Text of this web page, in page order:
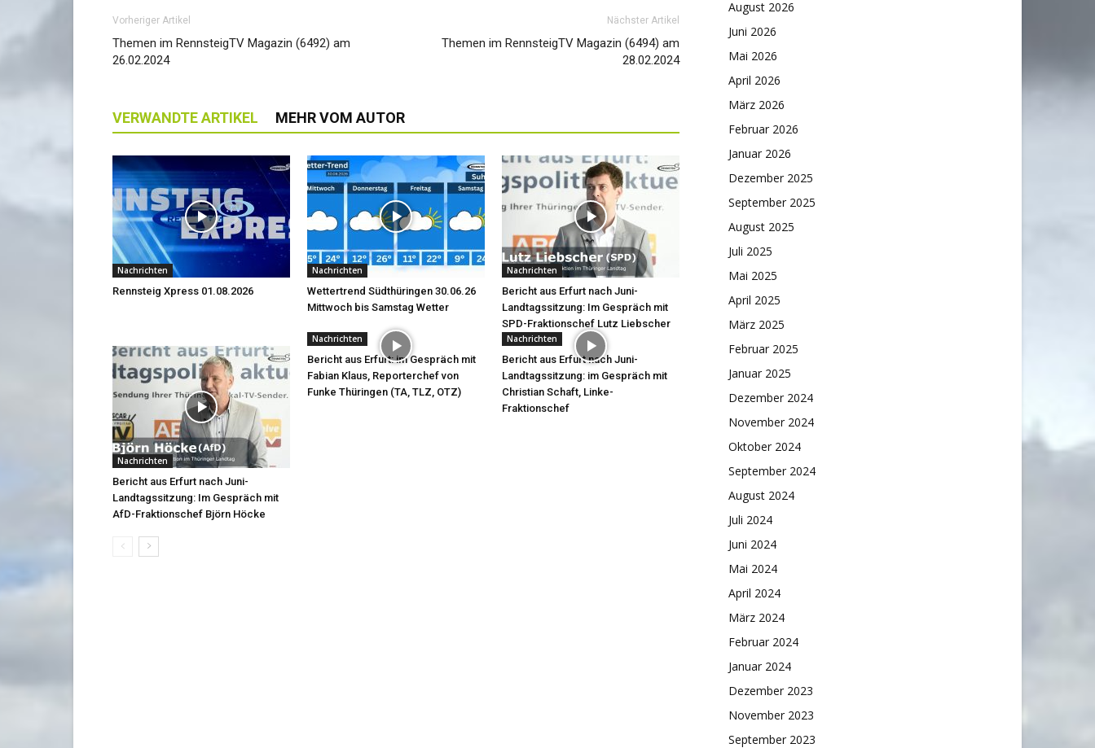
Vorheriger Artikel
Themen im RennsteigTV Magazin (6492) am
26.02.2024
Nächster Artikel
Themen im RennsteigTV Magazin (6494) am
28.02.2024
VERWANDTE ARTIKEL MEHR VOM AUTOR
Nachrichten
Rennsteig Xpress 01.08.2026
Nachrichten
Wettertrend Südthüringen 30.06.26
Mittwoch bis Samstag Wetter
Nachrichten
Bericht aus Erfurt nach Juni-
Landtagssitzung: Im Gespräch mit
SPD-Fraktionschef Lutz Liebscher
Nachrichten
Bericht aus Erfurt nach Juni-
Landtagssitzung: Im Gespräch mit
AfD-Fraktionschef Björn Höcke
Nachrichten
Bericht aus Erfurt: im Gespräch mit
Fabian Klaus, Reporterchef von
Funke Thüringen (TA, TLZ, OTZ)
Nachrichten
Bericht aus Erfurt nach Juni-
Landtagssitzung: im Gespräch mit
Christian Schaft, Linke-
Fraktionschef
August 2026
Juni 2026
Mai 2026
April 2026
März 2026
Februar 2026
Januar 2026
Dezember 2025
September 2025
August 2025
Juli 2025
Mai 2025
April 2025
März 2025
Februar 2025
Januar 2025
Dezember 2024
November 2024
Oktober 2024
September 2024
August 2024
Juli 2024
Juni 2024
Mai 2024
April 2024
März 2024
Februar 2024
Januar 2024
Dezember 2023
November 2023
September 2023